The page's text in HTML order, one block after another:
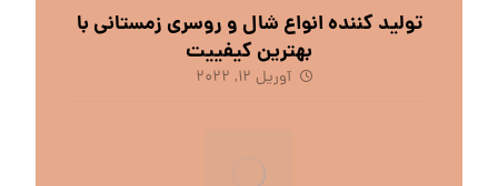
تولید کننده انواع شال و روسری زمستانی با
بهترین کیفییت
آوریل 12, 2022